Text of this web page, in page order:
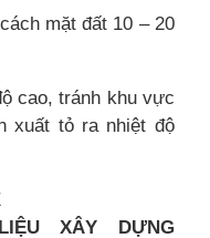
mặt đất 10 – 20
cao, tránh khu vực
xuất tỏ ra nhiệt độ
XÂY DỰNG